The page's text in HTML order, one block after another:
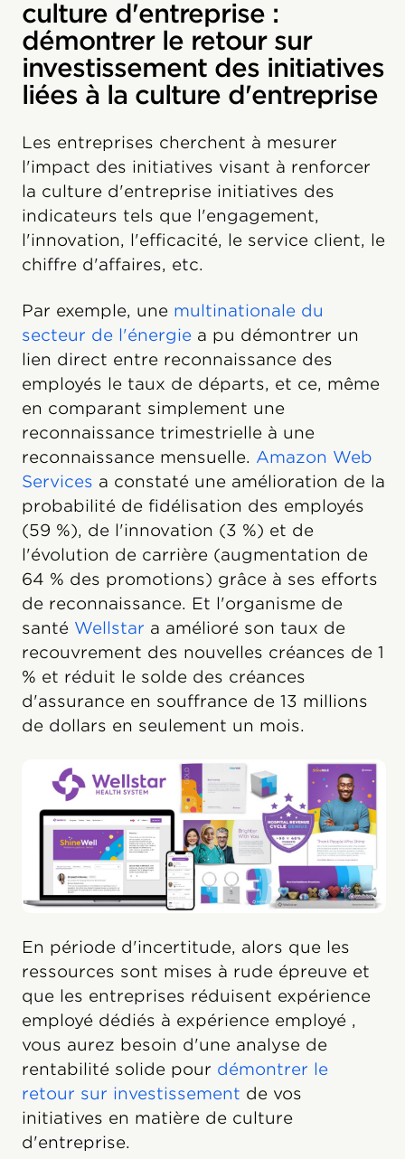
culture d'entreprise :
démontrer le retour sur
investissement des initiatives
liées à la culture d'entreprise
Les entreprises cherchent à mesurer
l'impact des initiatives visant à renforcer
la culture d'entreprise initiatives des
indicateurs tels que l'engagement,
l'innovation, l'efficacité, le service client, le
chiffre d'affaires, etc.
Par exemple, une multinationale du
secteur de l'énergie a pu démontrer un
lien direct entre reconnaissance des
employés le taux de départs, et ce, même
en comparant simplement une
reconnaissance trimestrielle à une
reconnaissance mensuelle. Amazon Web
Services a constaté une amélioration de la
probabilité de fidélisation des employés
(59 %), de l'innovation (3 %) et de
l'évolution de carrière (augmentation de
64 % des promotions) grâce à ses efforts
de reconnaissance. Et l'organisme de
santé Wellstar a amélioré son taux de
recouvrement des nouvelles créances de 1
% et réduit le solde des créances
d'assurance en souffrance de 13 millions
de dollars en seulement un mois.
En période d'incertitude, alors que les
ressources sont mises à rude épreuve et
que les entreprises réduisent expérience
employé dédiés à expérience employé ,
vous aurez besoin d'une analyse de
rentabilité solide pour démontrer le
retour sur investissement de vos
initiatives en matière de culture
d'entreprise.